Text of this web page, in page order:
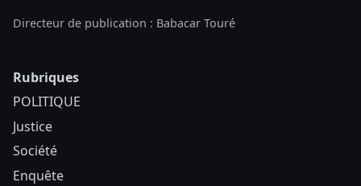
Directeur de publication : Babacar Touré
Rubriques
POLITIQUE
Justice
Société
Enquête